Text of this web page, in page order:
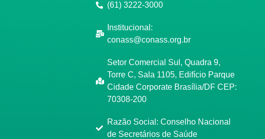
(61) 3222-3000
Institucional:
conass@conass.org.br
Setor Comercial Sul, Quadra 9,
Torre C, Sala 1105, Edifício Parque
Cidade Corporate Brasília/DF CEP:
70308-200
Razão Social: Conselho Nacional
de Secretários de Saúde